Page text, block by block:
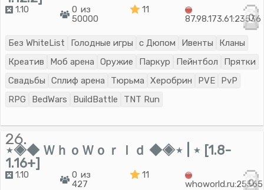
1.10
0 из
50000
11
87.98.173.61:23536
0
Без WhiteList Голодные игры с Дюпом Ивенты
Кланы
Креатив
Моб арена Оружие Паркур Пейнтбол
Прятки
Свадьбы
Сплиф арена Тюрьма Херобрин PVE
PvP
RPG
BedWars BuildBattle TNT Run
26.
⋆◈◆ ＷｈｏＷｏｒｌｄ ◆◈⋆ | ⋆ [1.8-
1.16+]
1.10
0 из
427
11
whoworld.ru:25565
0